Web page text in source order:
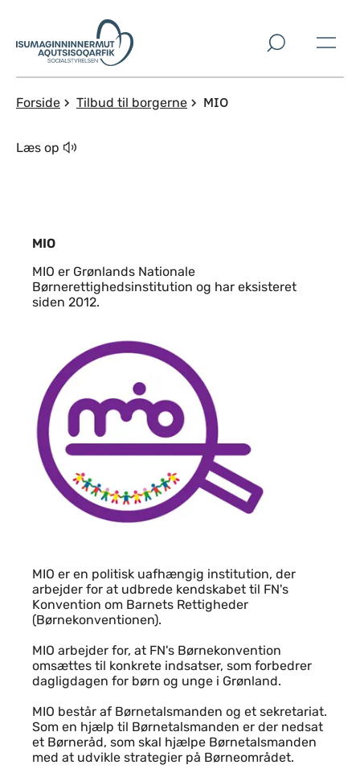
Spring til indholdssektion
Forside Tilbud til borgerne MIO
Læs op
MIO
MIO er Grønlands Nationale
Børnerettighedsinstitution og har eksisteret
siden 2012.
Indhold
MIO er en politisk uafhængig institution, der
arbejder for at udbrede kendskabet til FN's
Konvention om Barnets Rettigheder
(Børnekonventionen).
MIO arbejder for, at FN's Børnekonvention
omsættes til konkrete indsatser, som forbedrer
dagligdagen for børn og unge i Grønland.
MIO består af Børnetalsmanden og et sekretariat.
Som en hjælp til Børnetalsmanden er der nedsat
et Børneråd, som skal hjælpe Børnetalsmanden
med at udvikle strategier på Børneområdet.